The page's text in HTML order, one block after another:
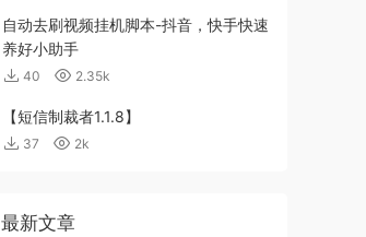
自动去刷视频挂机脚本-抖音，快手快速
养好小助手
40 2.35k
【短信制裁者1.1.8】
37 2k
最新文章